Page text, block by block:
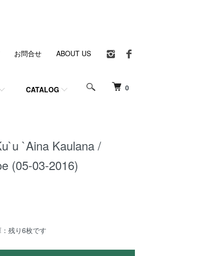
0
CATALOG
お問合せ ABOUT US
`Aina Kaulana /
(05-03-2016)
残り6枚です